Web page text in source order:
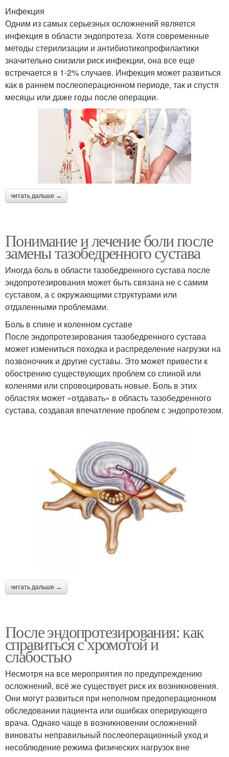
Инфекция
Одним из самых серьезных осложнений является
инфекция в области эндопротеза. Хотя современные
методы стерилизации и антибиотикопрофилактики
значительно снизили риск инфекции, она все еще
встречается в 1-2% случаев. Инфекция может развиться
как в раннем послеоперационном периоде, так и спустя
месяцы или даже годы после операции.
читать дальше →
Понимание и лечение боли после
замены тазобедренного сустава
Иногда боль в области тазобедренного сустава после
эндопротезирования может быть связана не с самим
суставом, а с окружающими структурами или
отдаленными проблемами.
Боль в спине и коленном суставе
После эндопротезирования тазобедренного сустава
может измениться походка и распределение нагрузки на
позвоночник и другие суставы. Это может привести к
обострению существующих проблем со спиной или
коленями или спровоцировать новые. Боль в этих
областях может «отдавать» в область тазобедренного
сустава, создавая впечатление проблем с эндопротезом.
читать дальше →
После эндопротезирования: как
справиться с хромотой и
слабостью
Несмотря на все мероприятия по предупреждению
осложнений, всё же существует риск их возникновения.
Они могут развиться при неполном предоперационном
обследовании пациента или ошибках оперирующего
врача. Однако чаще в возникновении осложнений
виноваты неправильный послеоперационный уход и
несоблюдение режима физических нагрузок вне